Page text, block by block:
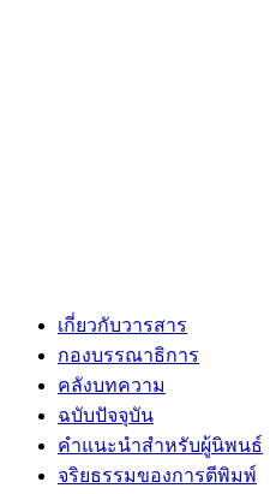
เกี่ยวกับวารสาร
กองบรรณาธิการ
คลังบทความ
ฉบับปัจจุบัน
คำแนะนำสำหรับผู้นิพนธ์
จริยธรรมของการตีพิมพ์